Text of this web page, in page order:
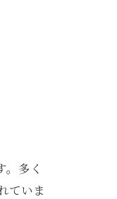
多く
ていま